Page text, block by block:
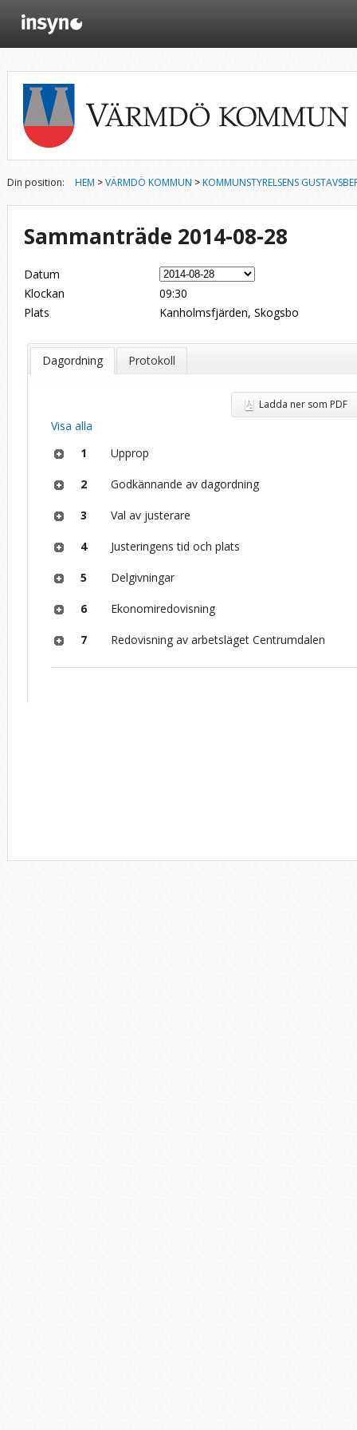
Din position: HEM >VÄRMDÖ KOMMUN >KOMMUNSTYRELSENS
Sammanträde 2014-08-28
Datum
Klockan
09:30
Plats
Kanholmsfjärden, Skogsbo
Dagordning Protokoll
Ladda ner som PDF
Visa alla
1
Upprop
2 Godkännande av dagordning
3 Val av justerare
4 Justeringens tid och plats
5 Delgivningar
6 Ekonomiredovisning
7 Redovisning av arbetsläget Centrumdalen